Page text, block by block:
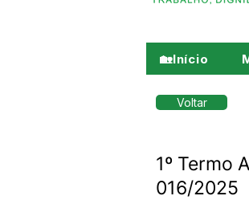
🏡Início
Voltar
1º Termo
016/2025